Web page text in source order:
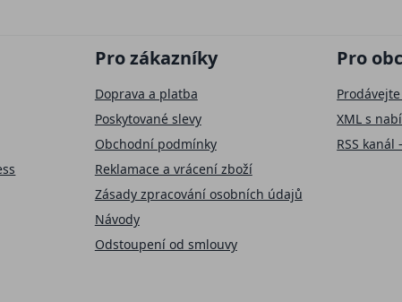
Pro zákazníky
Doprava a platba
Poskytované slevy
Obchodní podmínky
Reklamace a vrácení zboží
Zásady zpracování osobních údajů
Návody
Odstoupení od smlouvy
Pro
XML s
RSS kanál